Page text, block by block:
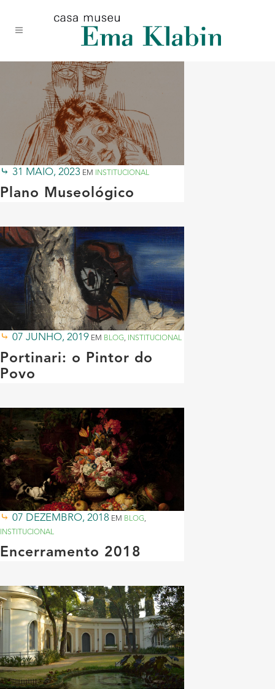
conteúdo
navegação
site
31 MAIO, 2023 EM INSTITUCIONAL
Plano Museológico
07 JUNHO, 2019 EM BLOG, INSTITUCIONAL
Portinari: o Pintor do
Povo
07 DEZEMBRO, 2018 EM BLOG,
INSTITUCIONAL
Encerramento 2018